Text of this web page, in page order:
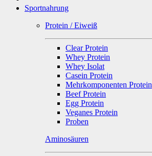
Sportnahrung
Protein / Eiweiß
Clear Protein
Whey Protein
Whey Isolat
Casein Protein
Mehrkomponenten Protein
Beef Protein
Egg Protein
Veganes Protein
Proben
Aminosäuren